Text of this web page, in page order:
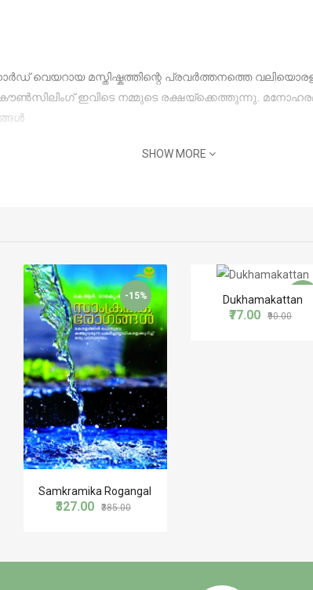
വെയറായ മസ്തിഷ്കത്തിന്റെ പ്രവർത്തനത്തെ
ഇവിടെ നമ്മുടെ രക്ഷയ്ക്കെത്തുന്നു.
SHOW MORE
-15%
Samkramika Rogangal
₹327.00 ₹385.00
-14%
Dukhamakattan
₹77.00 ₹90.00